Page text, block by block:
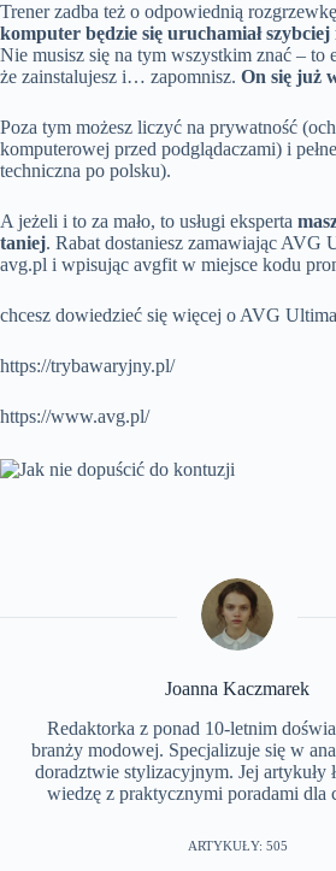
Trener zadba też o odpowiednią
komputer będzie się uruchamiał szybciej
Nie musisz się na tym wszystkim znać – to
że zainstalujesz i… zapomnisz. On się już
Poza tym możesz liczyć na prywatność
komputerowej przed podglądaczami) i
techniczna po polsku).
A jeżeli i to za mało, to usługi eksperta
taniej. Rabat dostaniesz zamawiając AVG
avg.pl i wpisując avgfit w miejsce kodu
chcesz dowiedzieć się więcej o AVG
https://trybawaryjny.pl/
https://www.avg.pl/
Joanna Kaczmarek
Redaktorka z ponad 10-letnim
branży modowej. Specjalizuje się w
doradztwie stylizacyjnym. Jej artykuły
wiedzę z praktycznymi poradami dla
ARTYKUŁY: 505